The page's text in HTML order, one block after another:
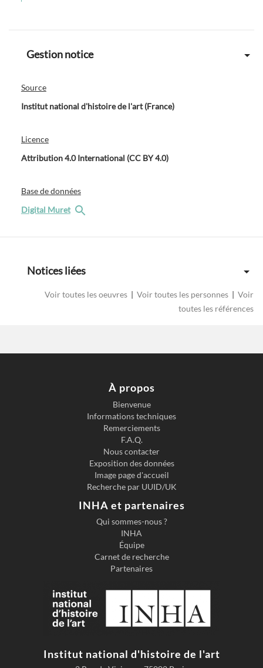
Gestion notice
Source
Institut national d'histoire de l'art (France)
Licence
Attribution 4.0 International (CC BY 4.0)
Base de données
Digital Muret
Notices liées
Voir toutes les oeuvres | Voir toutes les personnes | Voir
toutes les références
À propos
Bienvenue
Informations techniques
Remerciements
F.A.Q.
Nous contacter
Exposition des données
Image page d'accueil
Recherche par UUID/UK
INHA et partenaires
Qui sommes-nous ?
INHA
Équipe
Carnet de recherche
Partenaires
Institut national d'histoire de l'art